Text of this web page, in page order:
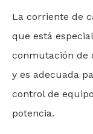
La corriente de
que está
conmutación de
y es adecuada
control de
potencia.